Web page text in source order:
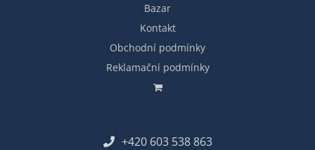
Bazar
Kontakt
Obchodní podmínky
Reklamační podmínky
+420 603 538 863